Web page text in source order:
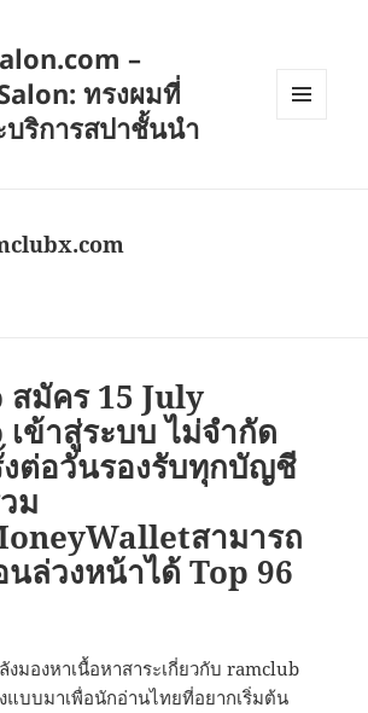
–
ทรงผมที่
บริการสปาชั้นนำ
มัคร 15 July
ข้าสู่ระบบ ไม่จำกัด
ต่อวันรองรับทุกบัญชี
ม
สามารถ
นล่วงหน้าได้ Top 96
มองหาเนื้อหาสาระเกี่ยวกับ ramclub
แบบมาเพื่อนักอ่านไทยที่อยากเริ่มต้น